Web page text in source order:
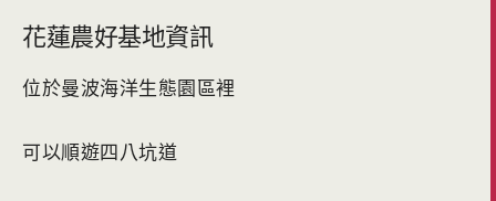
花蓮農好基地資訊
位於曼波海洋生態園區裡
可以順遊四八坑道